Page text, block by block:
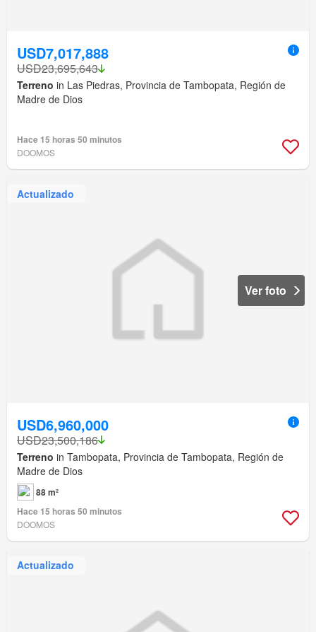
USD7,017,888
USD23,695,643
Terreno in Las Piedras, Provincia de Tambopata, Región de
Madre de Dios
Hace 15 horas 50 minutos
DOOMOS
Actualizado
Ver foto
USD6,960,000
USD23,500,186
Terreno in Tambopata, Provincia de Tambopata, Región de
Madre de Dios
88 m²
Hace 15 horas 50 minutos
DOOMOS
Actualizado